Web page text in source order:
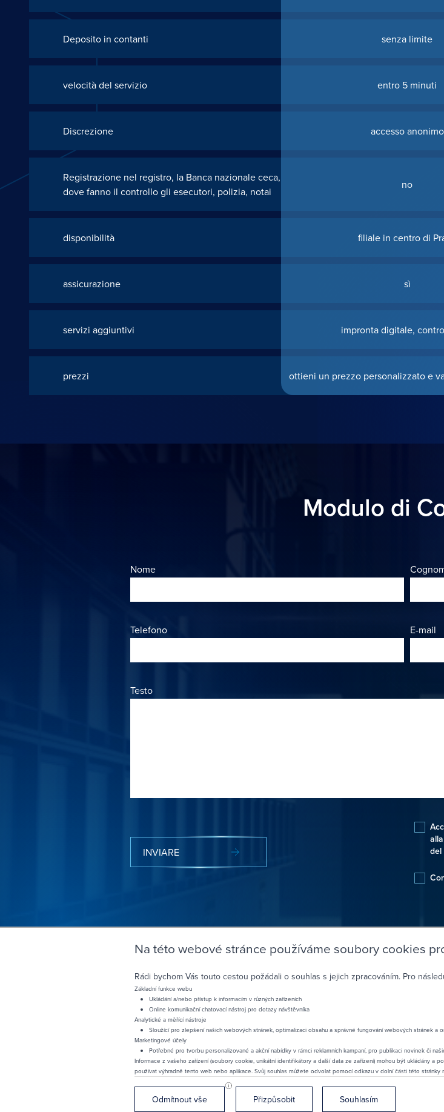
Deposito in contanti
velocità del servizio
Discrezione
Registrazione nel registro, la Banca nazionale ceca,
dove fanno il controllo gli esecutori, polizia, notai
disponibilità
assicurazione
servizi aggiuntivi
prezzi
senza limite
entro 5 minuti
accesso anonimo
no
filiale in centro di
sì
impronta digitale,
ottieni un prezzo personalizzato e
Modulo di
Nome
Telefono E-mail
Testo
INVIARE
del
Na této webové stránce používáme soubory cookies
Rádi bychom Vás touto cestou požádali o souhlas s jejich zpracováním. Pro
Základní funkce webu
Ukládání a/nebo přístup k informacím v různých zařízeních
Online komunikační chatovací nástroj pro dotazy návštěvníka
Analytické a měřící nástroje
Sloužící pro zlepšení našich webových stránek, optimalizaci obsahu a správné fungování webových stránek a
Marketingové účely
Potřebné pro tvorbu personalizované a akční nabídky v rámci reklamních kampaní, pro publikaci novinek či
Informace z vašeho zařízení (soubory cookie, unikátní identifikátory a další data ze zařízení) mohou být ukládány a
používat výhradně tento web nebo aplikace. Svůj souhlas můžete odvolat pomocí odkazu v dolní části této stránky
Odmítnout vše Přizpůsobit Souhlasím